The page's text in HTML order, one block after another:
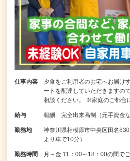
仕事内容
夕食をご利用者のお宅へお届け
ートを配達していただきますの
相談ください。 ※家庭のご都合
給与 報酬 完全出来高制（元手資金な
勤務地
神奈川県相模原市中央区田名
より車で10分）
勤務時間
月～金 11：00～18：00の間で